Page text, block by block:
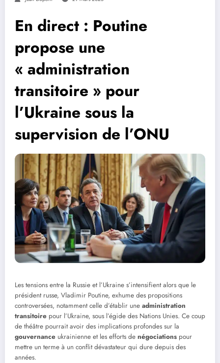
En direct : Poutine
propose une
« administration
transitoire » pour
l’Ukraine sous la
supervision de l’ONU
Les tensions entre la Russie et l’Ukraine s’intensifient alors que le
président russe, Vladimir Poutine, exhume des propositions
controversées, notamment celle d’établir une administration
transitoire pour l’Ukraine, sous l’égide des Nations Unies. Ce coup
de théâtre pourrait avoir des implications profondes sur la
gouvernance ukrainienne et les efforts de négociations pour
mettre un terme à un conflit dévastateur qui dure depuis des
années.